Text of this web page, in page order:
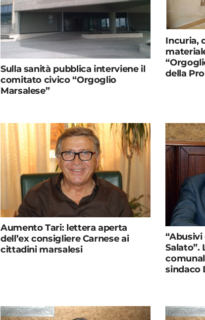
Sulla sanità pubblica interviene il
comitato civico “Orgoglio
Marsalese”
Incuria,
della
Aumento Tari: lettera aperta
dell’ex consigliere Carnese ai
cittadini marsalesi
Salato”.
sindaco